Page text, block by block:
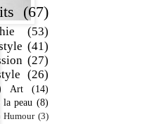
(67)
(53)
(41)
(27)
(26)
Art
(14)
la peau (8)
Humour (3)